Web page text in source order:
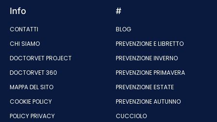
Info
CONTATTI
CHI SIAMO
DOCTORVET PROJECT
DOCTORVET 360
MAPPA DEL SITO
COOKIE POLICY
POLICY PRIVACY
#
BLOG
PREVENZIONE E LIBRETTO
PREVENZIONE INVERNO
PREVENZIONE PRIMAVERA
PREVENZIONE ESTATE
PREVENZIONE AUTUNNO
CUCCIOLO